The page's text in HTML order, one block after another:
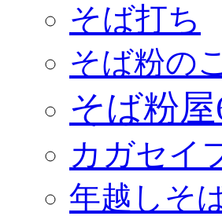
そば打ち
そば粉の
そば粉
カガセイ
年越しそ